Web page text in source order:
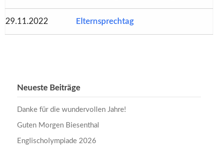
29.11.2022 Elternsprechtag
Neueste Beiträge
Danke für die wundervollen Jahre!
Guten Morgen Biesenthal
Englischolympiade 2026